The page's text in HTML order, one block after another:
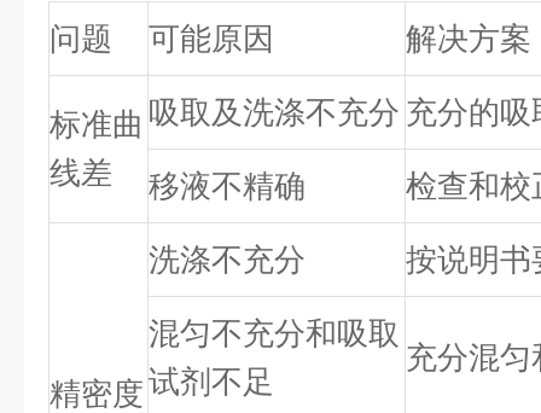
问题 可能原因 解决方案
标准曲
线差
吸取及洗涤不充分 充分的
移液不精确 检查和校
精密度
洗涤不充分 按说明书
混匀不充分和吸取
试剂不足
充分混